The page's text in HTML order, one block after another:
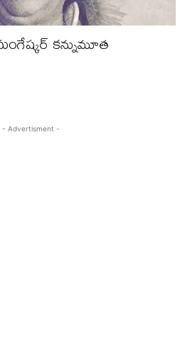
కన్నుమూత
- Advertisment -